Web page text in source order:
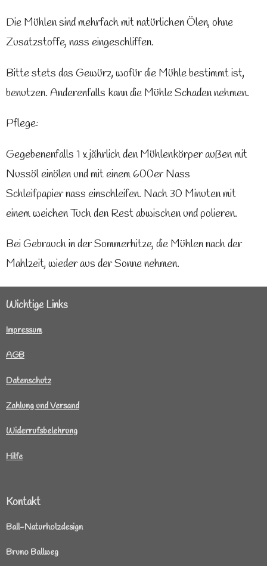
Die Mühlen sind mehrfach mit natürlichen Ölen, ohne
Zusatzstoffe, nass eingeschliffen.
Bitte stets das Gewürz, wofür die Mühle bestimmt ist,
benutzen. Anderenfalls kann die Mühle Schaden nehmen.
Pflege:
Gegebenenfalls 1 x jährlich den Mühlenkörper außen mit
Nussöl einölen und mit einem 600er Nass
Schleifpapier nass einschleifen. Nach 30 Minuten mit
einem weichen Tuch den Rest abwischen und polieren.
Bei Gebrauch in der Sommerhitze, die Mühlen nach der
Mahlzeit, wieder aus der Sonne nehmen.
Wichtige Links
Impressum
AGB
Datenschutz
Zahlung und Versand
Widerrufsbelehrung
Hilfe
Kontakt
Ball-Naturholzdesign
Bruno Ballweg